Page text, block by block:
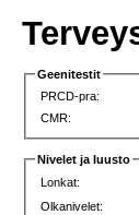
Geenitestit
PRCD-pra:
CMR:
Nivelet ja luusto
Lonkat:
Olkanivelet: